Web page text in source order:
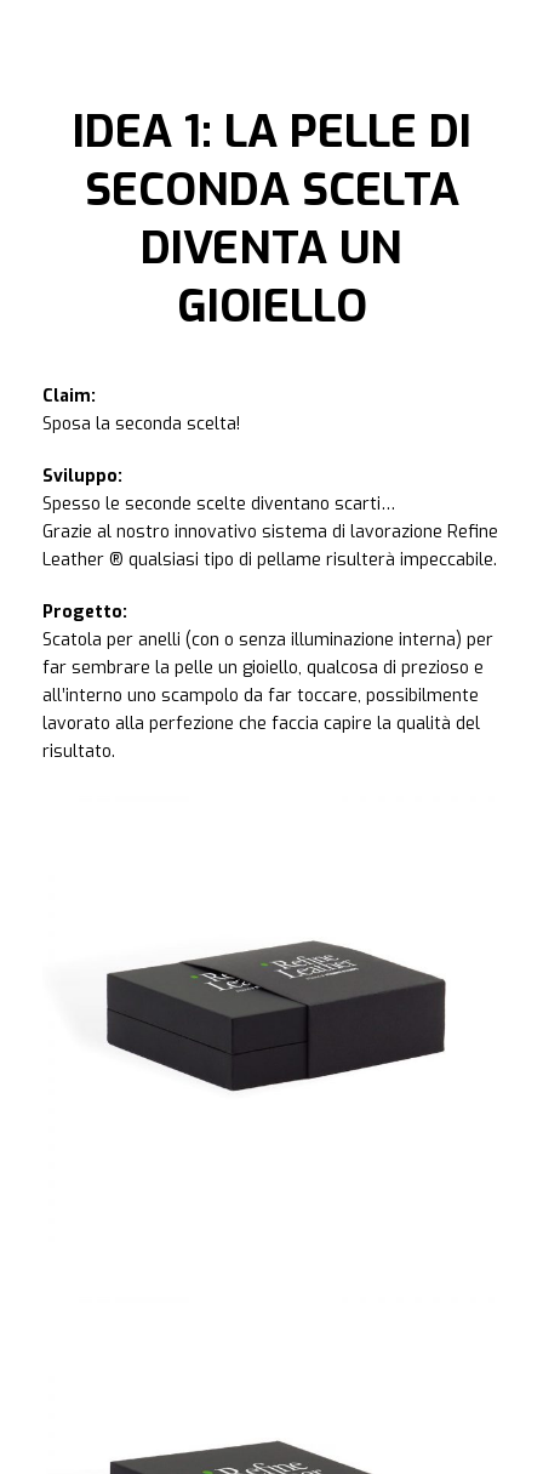
IDEA 1: LA PELLE DI
SECONDA SCELTA
DIVENTA UN
GIOIELLO
Claim:
Sposa la seconda scelta!
Sviluppo:
Spesso le seconde scelte diventano scarti…
Grazie al nostro innovativo sistema di lavorazione Refine
Leather ® qualsiasi tipo di pellame risulterà impeccabile.
Progetto:
Scatola per anelli (con o senza illuminazione interna) per
far sembrare la pelle un gioiello, qualcosa di prezioso e
all’interno uno scampolo da far toccare, possibilmente
lavorato alla perfezione che faccia capire la qualità del
risultato.